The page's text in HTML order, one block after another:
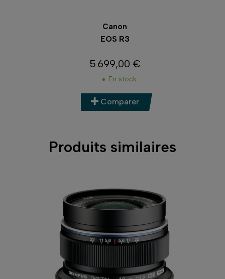
Canon
EOS R3
Prix
5 699,00 €
En stock
Comparer
Produits similaires